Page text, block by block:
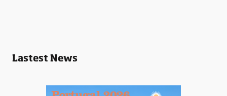
Lastest News